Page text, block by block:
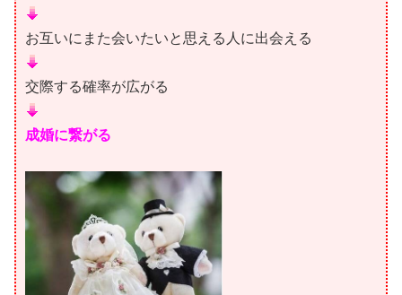
お互いにまた会いたいと思える人に出会える
交際する確率が広がる
成婚に繋がる